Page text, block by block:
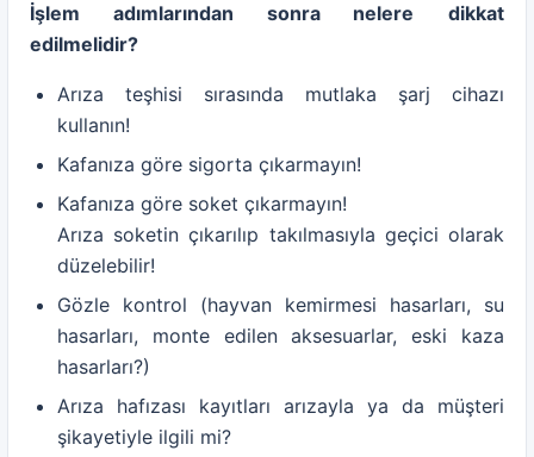
İşlem adımlarından sonra nelere
dikkat
edilmelidir?
Arıza teşhisi sırasında mutlaka şarj cihazı
kullanın!
Kafanıza göre sigorta çıkarmayın!
Kafanıza göre soket çıkarmayın!
Arıza soketin çıkarılıp takılmasıyla geçici olarak
düzelebilir!
Gözle kontrol (hayvan kemirmesi hasarları, su
hasarları, monte edilen aksesuarlar, eski kaza
hasarları?)
Arıza hafızası kayıtları arızayla ya da müşteri
şikayetiyle ilgili mi?